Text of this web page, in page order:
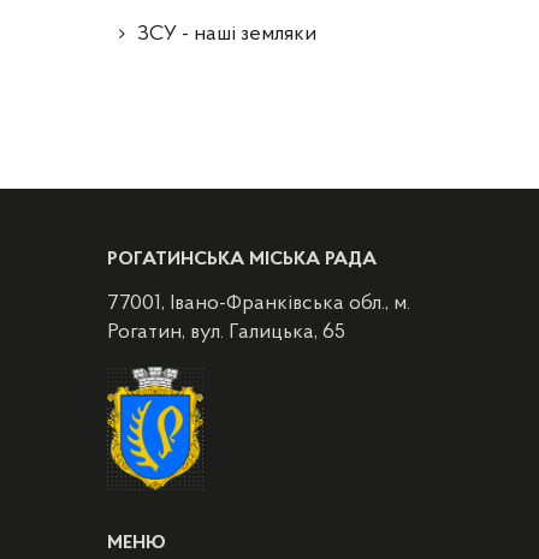
ЗСУ - наші земляки
РОГАТИНСЬКА МІСЬКА РАДА
77001, Івано-Франківська обл., м.
Рогатин, вул. Галицька, 65
МЕНЮ